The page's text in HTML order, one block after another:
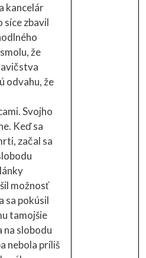
kancelár
síce zbavil
že
odvahu, že
Svojho
Keď sa
začal sa
možnosť
sa pokúsil
tamojšie
na slobodu
nebola príliš